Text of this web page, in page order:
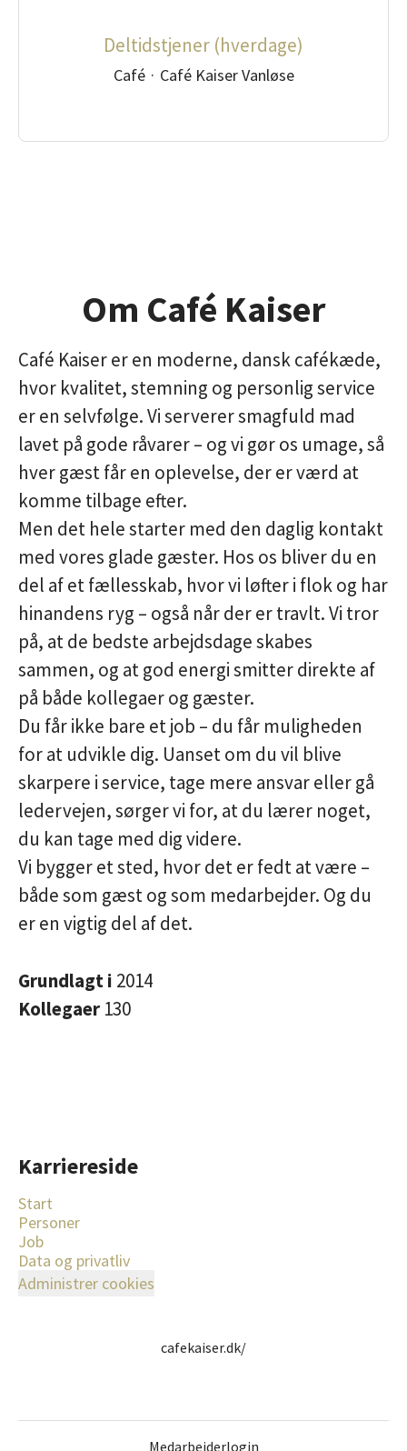
Deltidstjener (hverdage)
Café · Café Kaiser Vanløse
Om Café Kaiser
Café Kaiser er en moderne, dansk cafékæde,
hvor kvalitet, stemning og personlig service
er en selvfølge. Vi serverer smagfuld mad
lavet på gode råvarer – og vi gør os umage, så
hver gæst får en oplevelse, der er værd at
komme tilbage efter.
Men det hele starter med den daglig kontakt
med vores glade gæster. Hos os bliver du en
del af et fællesskab, hvor vi løfter i flok og har
hinandens ryg – også når der er travlt. Vi tror
på, at de bedste arbejdsdage skabes
sammen, og at god energi smitter direkte af
på både kollegaer og gæster.
Du får ikke bare et job – du får muligheden
for at udvikle dig. Uanset om du vil blive
skarpere i service, tage mere ansvar eller gå
ledervejen, sørger vi for, at du lærer noget,
du kan tage med dig videre.
Vi bygger et sted, hvor det er fedt at være –
både som gæst og som medarbejder. Og du
er en vigtig del af det.
Grundlagt i 2014
Kollegaer 130
Karriereside
Start
Personer
Job
Data og privatliv
Administrer cookies
cafekaiser.dk/
Medarbejderlogin